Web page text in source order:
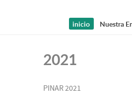
inicio Nuestra
2021
PINAR 2021